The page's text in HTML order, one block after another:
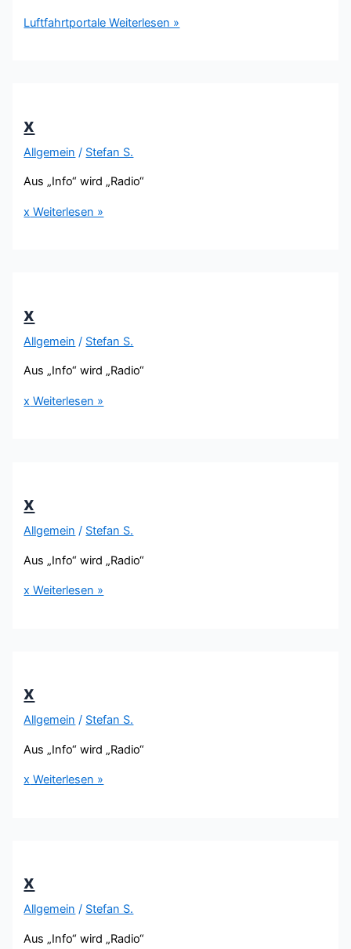
Luftfahrtportale Weiterlesen »
x
Allgemein / Stefan S.
Aus „Info“ wird „Radio“
x Weiterlesen »
x
Allgemein / Stefan S.
Aus „Info“ wird „Radio“
x Weiterlesen »
x
Allgemein / Stefan S.
Aus „Info“ wird „Radio“
x Weiterlesen »
x
Allgemein / Stefan S.
Aus „Info“ wird „Radio“
x Weiterlesen »
x
Allgemein / Stefan S.
Aus „Info“ wird „Radio“